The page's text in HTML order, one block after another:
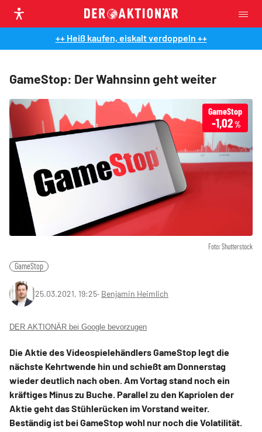
++ Heiß kaufen, eiskalt verdoppeln ++
GameStop: Der Wahnsinn geht weiter
Foto: Shutterstock
GameStop
-1,02%
GameStop
25.03.2021, 19:25‧ Benjamin Heimlich
DER AKTIONÄR bei Google bevorzugen
Die Aktie des Videospielehändlers GameStop legt die
nächste Kehrtwende hin und schießt am Donnerstag
wieder deutlich nach oben. Am Vortag stand noch ein
kräftiges Minus zu Buche. Parallel zu den Kapriolen der
Aktie geht das Stühlerücken im Vorstand weiter.
Beständig ist bei GameStop wohl nur noch die Volatilität.